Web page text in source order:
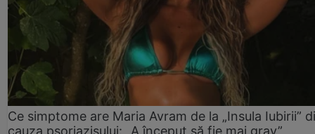
Ce simptome are Maria Avram de la „Insula Iubirii”
cauza psoriazisului: „A început să fie mai grav”